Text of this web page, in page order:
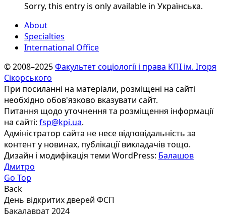
Sorry, this entry is only available in Українська.
About
Specialties
International Office
© 2008–2025Факультет соціології і права КПІ ім. Ігоря
Сікорського
При посиланні на матеріали, розміщені на сайті
необхідно обов'язково вказувати сайт.
Питання щодо уточнення та розміщення інформації
на сайті: fsp@kpi.ua.
Адміністратор сайта не несе відповідальність за
контент у новинах, публікації викладачів тощо.
Дизайн і модифікація теми WordPress: Балашов
Дмитро
Go Top
Back
День відкритих дверей ФСП
Бакалаврат 2024